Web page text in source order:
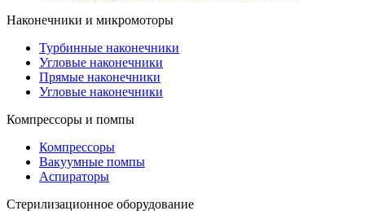
Наконечники и микромоторы
Турбинные наконечники
Угловые наконечники
Прямые наконечники
Угловые наконечники
Компрессоры и помпы
Компрессоры
Вакуумные помпы
Аспираторы
Стерилизационное оборудование